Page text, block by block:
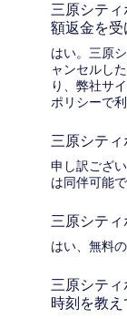
三原シテ
額返金を
はい。三原
ャンセルし
り、弊社サ
ポリシーで
三原シテ
申し訳ござ
は同伴可能で
三原シテ
はい、無料
三原シテ
時刻を教え